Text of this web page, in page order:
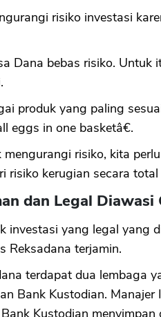
risiko investasi
Dana bebas risiko. Untuk
produk yang paling
in one basketâ€.
risiko, kita
risiko kerugian secara
dan Legal Diawasi
investasi yang legal yang
Reksadana terjamin.
terdapat dua lembaga
Bank Kustodian.
Kustodian